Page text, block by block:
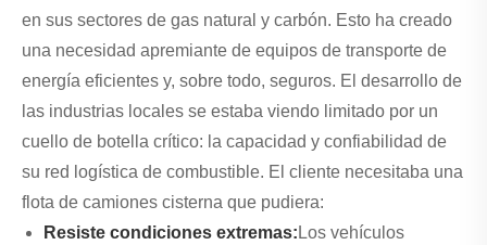
en sus sectores de gas natural y carbón. Esto ha creado
una necesidad apremiante de equipos de transporte de
energía eficientes y, sobre todo, seguros. El desarrollo de
las industrias locales se estaba viendo limitado por un
cuello de botella crítico: la capacidad y confiabilidad de
su red logística de combustible. El cliente necesitaba una
flota de camiones cisterna que pudiera:
Resiste condiciones extremas: Los vehículos